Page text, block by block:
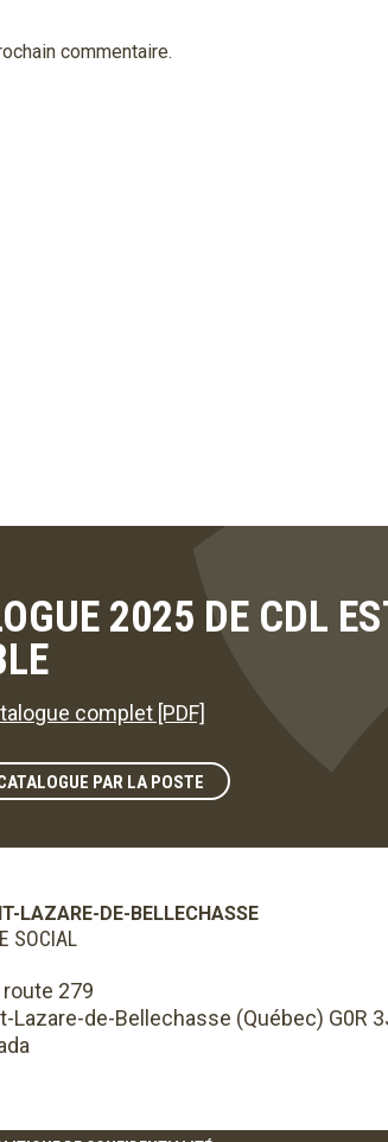
commentaire.
2025 DE CDL
complet [PDF]
PAR LA POSTE
LAZARE-DE-BELLECHASSE
SOCIAL
route 279
Lazare-de-Bellechasse (Québec) G0R